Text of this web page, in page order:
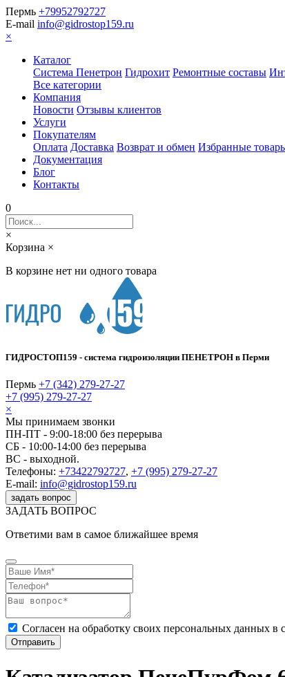
Пермь +79952792727
E-mail info@gidrostop159.ru
×
Каталог
Система Пенетрон Гидрохит Ремонтные составы
Все категории
Компания
Новости Отзывы клиентов
Услуги
Покупателям
Оплата Доставка Возврат и обмен Избранные
Документация
Блог
Контакты
0
×
Корзина ×
В корзине нет ни одного товара
ГИДРОСТОП159 - система гидроизоляции ПЕНЕТРОН в Перми
Пермь +7 (342) 279-27-27
+7 (995) 279-27-27
×
Мы принимаем звонки
ПН-ПТ - 9:00-18:00 без перерыва
СБ - 10:00-14:00 без перерыва
ВС - выходной.
Телефоны: +73422792727, +7 (995) 279-27-27
E-mail: info@gidrostop159.ru
задать вопрос
ЗАДАТЬ ВОПРОС
Ответими вам в самое ближайшее время
Согласен на обработку своих персональных данных в
Отправить